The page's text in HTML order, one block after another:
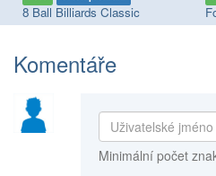
8 Ball Billiards Classic
Komentáře
Minimální počet